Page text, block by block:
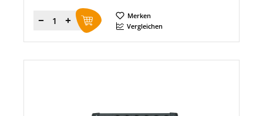
Menge
Merken
Vergleichen